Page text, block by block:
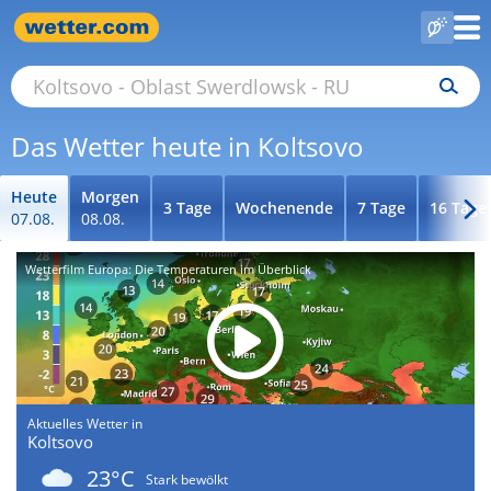
Das Wetter heute in Koltsovo
Heute
07.08.
Morgen
08.08.
3 Tage Wochenende 7 Tage 16 Tage
Wetterfilm Europa: Die Temperaturen im Überblick
Aktuelles Wetter in
Koltsovo
23°C
Stark bewölkt